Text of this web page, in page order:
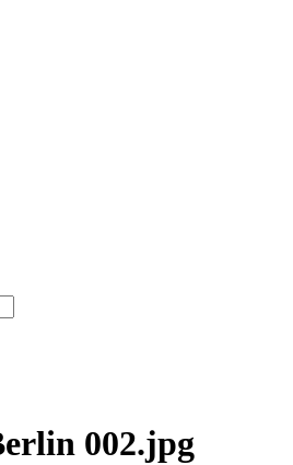
002.jpg